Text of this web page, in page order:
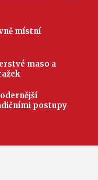
místní
maso a
postupy